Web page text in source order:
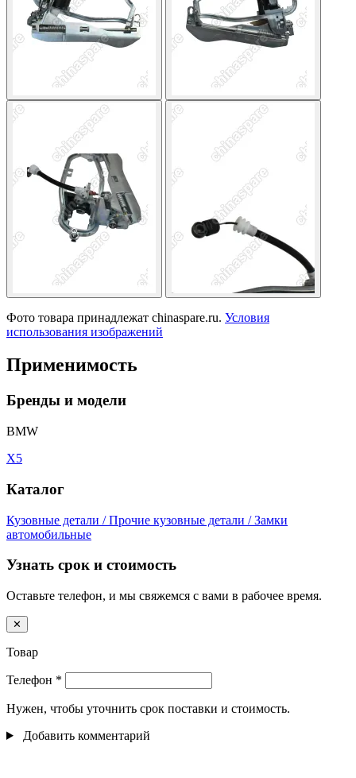
Фото товара принадлежат chinaspare.ru. Условия
использования изображений
Применимость
Бренды и модели
BMW
X5
Каталог
Кузовные детали / Прочие кузовные детали / Замки
автомобильные
Узнать срок и стоимость
Оставьте телефон, и мы свяжемся с вами в рабочее время.
✕
Товар
Телефон *
Нужен, чтобы уточнить срок поставки и стоимость.
Добавить комментарий